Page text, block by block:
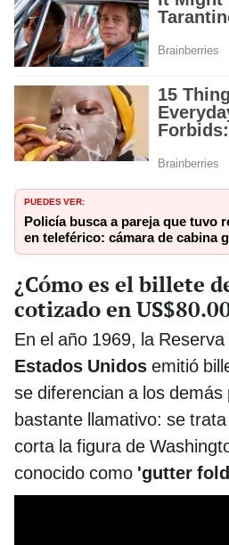
PUEDES VER:
Policía busca a pareja que tuvo
en teleférico: cámara de cabina
¿Cómo es el billete
cotizado en
En el año 1969, la
Estados Unidos emitió
se diferencian a los
bastante llamativo: se
corta la figura de
conocido como 'gutter